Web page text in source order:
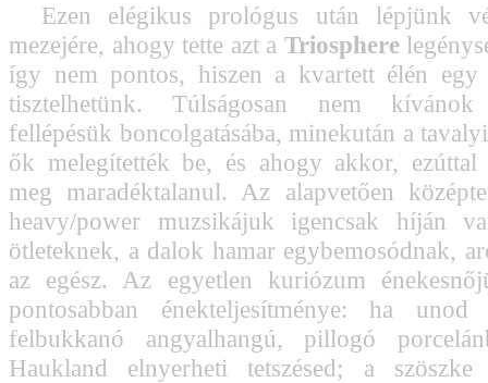
Ezen elégikus prológus után lépjünk
mezejére, ahogy tette azt a Triosphere
így nem pontos, hiszen a kvartett élén egy
tisztelhetünk. Túlságosan nem kívánok
fellépésük boncolgatásába, minekután a
ők melegítették be, és ahogy akkor, ezúttal
meg maradéktalanul. Az alapvetően
heavy/power muzsikájuk igencsak híján
ötleteknek, a dalok hamar egybemosódnak,
az egész. Az egyetlen kuriózum
pontosabban énekteljesítménye: ha unod
felbukkanó angyalhangú, pillogó
Haukland elnyerheti tetszésed; a szöszke